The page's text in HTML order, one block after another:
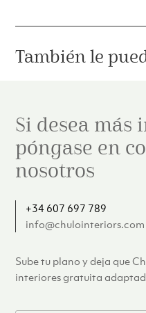
También le
Si desea más
póngase en
nosotros
+34 607 697 789
info@chulointeriors.com
Sube tu plano y deja que
interiores gratuita